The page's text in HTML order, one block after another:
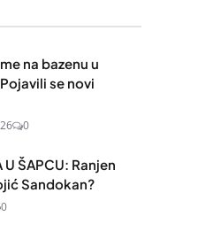
na bazenu u
se novi
0
U ŠAPCU: Ranjen
Sandokan?
0